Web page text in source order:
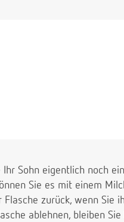
Sohn eigentlich noch
Sie es mit einem
Flasche zurück, wenn Sie
ablehnen, bleiben